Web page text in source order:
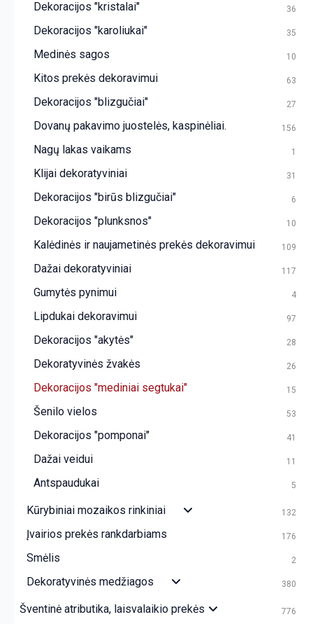
Dekoracijos "kristalai" 36
Dekoracijos "karoliukai" 35
Medinės sagos 10
Kitos prekės dekoravimui 63
Dekoracijos "blizgučiai" 27
Dovanų pakavimo juostelės, kaspinėliai. 156
Nagų lakas vaikams 1
Klijai dekoratyviniai 31
Dekoracijos "birūs blizgučiai" 6
Dekoracijos "plunksnos" 10
Kalėdinės ir naujametinės prekės dekoravimui 109
Dažai dekoratyviniai 117
Gumytės pynimui 4
Lipdukai dekoravimui 97
Dekoracijos "akytės" 28
Dekoratyvinės žvakės 26
Dekoracijos "mediniai segtukai" 15
Šenilo vielos 53
Dekoracijos "pomponai" 41
Dažai veidui 11
Antspaudukai 5
Kūrybiniai mozaikos rinkiniai 132
Įvairios prekės rankdarbiams 176
Smėlis 2
Dekoratyvinės medžiagos 380
Šventinė atributika, laisvalaikio prekės 776